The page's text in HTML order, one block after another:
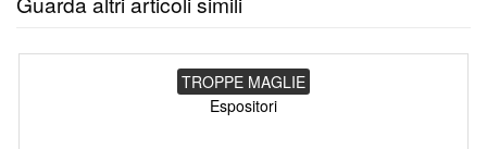
TROPPE MAGLIE
Espositori